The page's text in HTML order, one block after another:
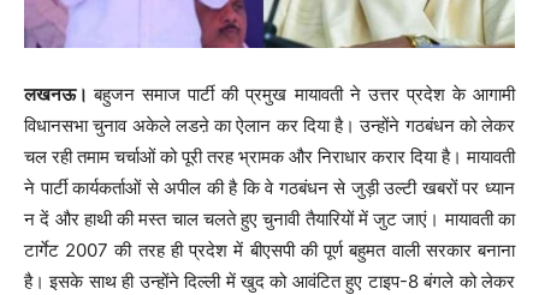
लखनऊ।बहुजन समाज पार्टी की प्रमुख मायावती ने उत्तर प्रदेश के आगामी
विधानसभा चुनाव अकेले लडऩे का ऐलान कर दिया है। उन्होंने गठबंधन को लेकर
चल रही तमाम चर्चाओं को पूरी तरह भ्रामक और निराधार करार दिया है। मायावती
ने पार्टी कार्यकर्ताओं से अपील की है कि वे गठबंधन से जुड़ी उल्टी खबरों पर ध्यान
न दें और हाथी की मस्त चाल चलते हुए चुनावी तैयारियों में जुट जाएं। मायावती का
टार्गेट 2007 की तरह ही प्रदेश में बीएसपी की पूर्ण बहुमत वाली सरकार बनाना
है। इसके साथ ही उन्होंने दिल्ली में खुद को आवंटित हुए टाइप-8 बंगले को लेकर